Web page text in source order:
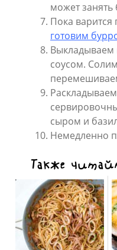
может занять
Пока варится
готовим
Выкладываем
соусом.
сыром и
Немедленно
Также